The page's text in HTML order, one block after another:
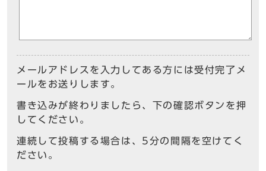
メールアドレスを入力してある方には受付完了メ
ールをお送りします。
書き込みが終わりましたら、下の確認ボタンを押
してください。
連続して投稿する場合は、5分の間隔を空けてく
ださい。